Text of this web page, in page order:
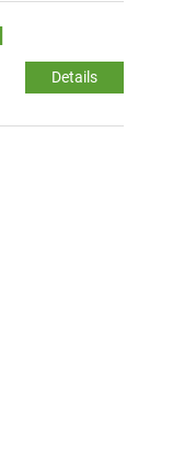
Details